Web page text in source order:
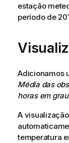
estação
período de
Adicionamos
Média das
horas em
A
temperatura